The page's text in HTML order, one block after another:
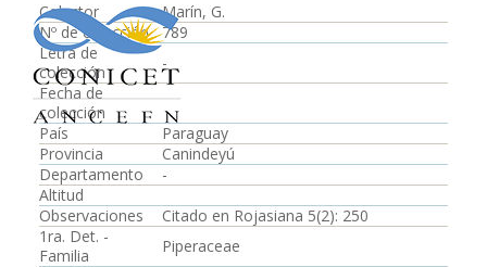
Colector
Marín, G.
Nº de colección
789
Letra de
colección
-
Fecha de
colección
País
Paraguay
Provincia
Canindeyú
Departamento
-
Altitud
Observaciones
Citado en Rojasiana 5(2): 250
1ra. Det. -
Familia
Piperaceae